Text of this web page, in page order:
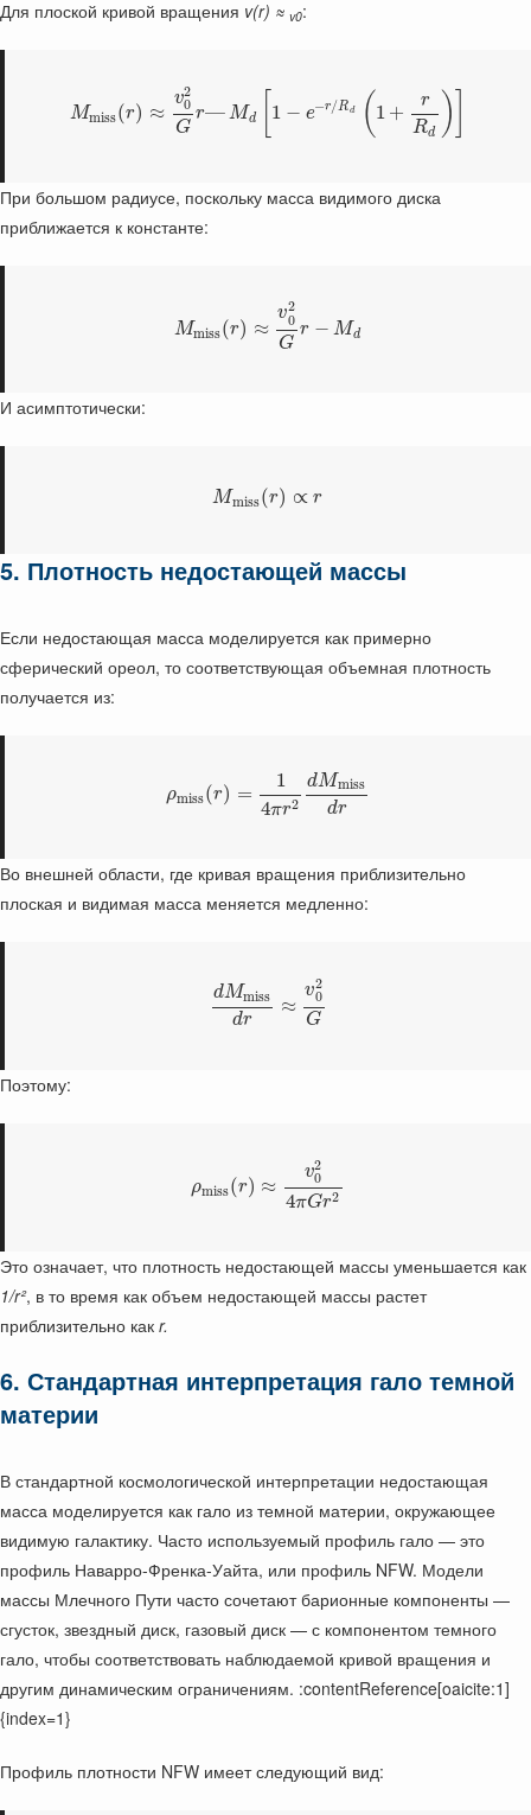
Для плоской кривой вращения v(r) ≈ v0:
Mmiss(r) ≈
v2
0
G
r— Md 1 − e−r/Rd ( 1 +
r
Rd )
При большом радиусе, поскольку масса видимого диска
приближается к константе:
Mmiss(r) ≈
v2
0
G
r − Md
И асимптотически:
Mmiss(r) ∝ r
5. Плотность недостающей массы
Если недостающая масса моделируется как примерно
сферический ореол, то соответствующая объемная плотность
получается из:
ρmiss(r) =
1
4πr2
dMmiss
dr
Во внешней области, где кривая вращения приблизительно
плоская и видимая масса меняется медленно:
dMmiss
dr
≈
v2
0
G
Поэтому:
ρmiss(r) ≈
v2
0
4πGr2
Это означает, что плотность недостающей массы уменьшается как
1/r², в то время как объем недостающей массы растет
приблизительно как r.
6. Стандартная интерпретация гало темной
материи
В стандартной космологической интерпретации недостающая
масса моделируется как гало из темной материи, окружающее
видимую галактику. Часто используемый профиль гало — это
профиль Наварро-Френка-Уайта, или профиль NFW. Модели
массы Млечного Пути часто сочетают барионные компоненты —
сгусток, звездный диск, газовый диск — с компонентом темного
гало, чтобы соответствовать наблюдаемой кривой вращения и
другим динамическим ограничениям. :contentReference[oaicite:1]
{index=1}
Профиль плотности NFW имеет следующий вид: